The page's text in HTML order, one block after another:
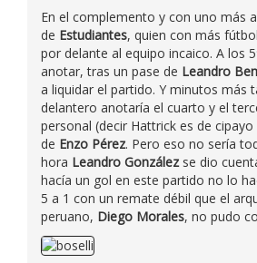
En el complemento y con uno más
de Estudiantes, quien con más
por delante al equipo incaico. A los
anotar, tras un pase de Leandro
a liquidar el partido. Y minutos más
delantero anotaría el cuarto y el
personal (decir Hattrick es de cipayo
de Enzo Pérez. Pero eso no sería
hora Leandro Gonzálezse dio
hacía un gol en este partido no lo
5 a 1 con un remate débil que el
peruano, Diego Morales, no pudo